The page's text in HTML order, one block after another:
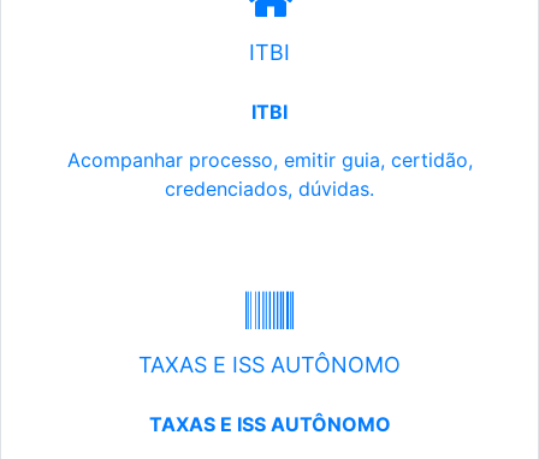
ITBI
ITBI
Acompanhar processo, emitir guia, certidão,
credenciados, dúvidas.
TAXAS E ISS AUTÔNOMO
TAXAS E ISS AUTÔNOMO